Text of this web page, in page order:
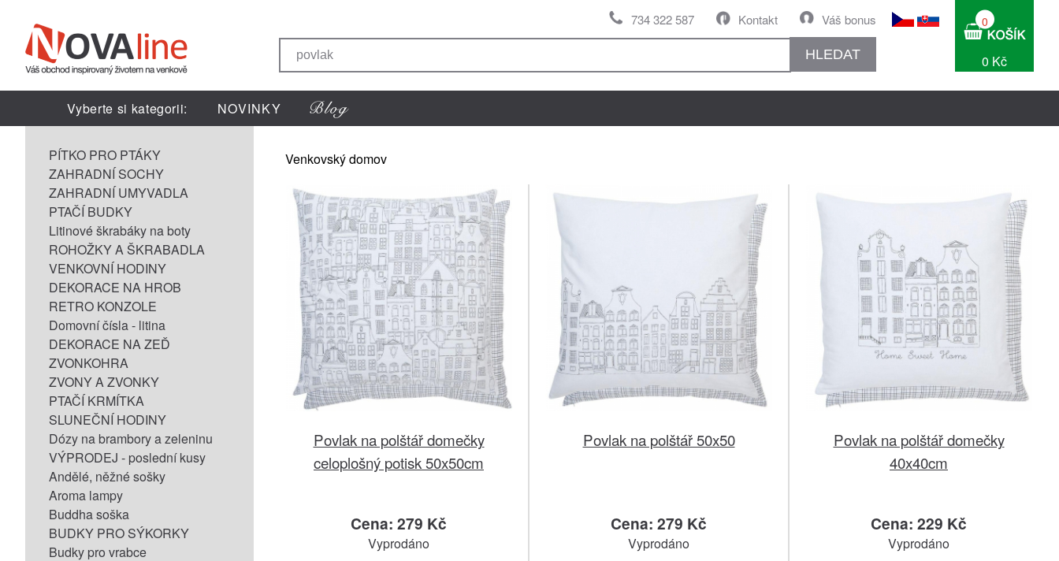
Váš bonus
Kontakt
734 322 587
HLEDAT
0
0 Kč
Vyberte si kategorii: NOVINKY
PÍTKO PRO PTÁKY
ZAHRADNÍ SOCHY
ZAHRADNÍ UMYVADLA
PTAČÍ BUDKY
Litinové škrabáky na boty
ROHOŽKY A ŠKRABADLA
VENKOVNÍ HODINY
DEKORACE NA HROB
RETRO KONZOLE
Domovní čísla - litina
DEKORACE NA ZEĎ
ZVONKOHRA
ZVONY A ZVONKY
PTAČÍ KRMÍTKA
SLUNEČNÍ HODINY
Dózy na brambory a zeleninu
VÝPRODEJ - poslední kusy
Andělé, něžné sošky
Aroma lampy
Buddha soška
BUDKY PRO SÝKORKY
Budky pro vrabce
Venkovský domov
Povlak na polštář domečky
celoplošný potisk 50x50cm
Cena: 279 Kč
Vyprodáno
Povlak na polštář 50x50
Cena: 279 Kč
Vyprodáno
Povlak na polštář domečky
40x40cm
Cena: 229 Kč
Vyprodáno